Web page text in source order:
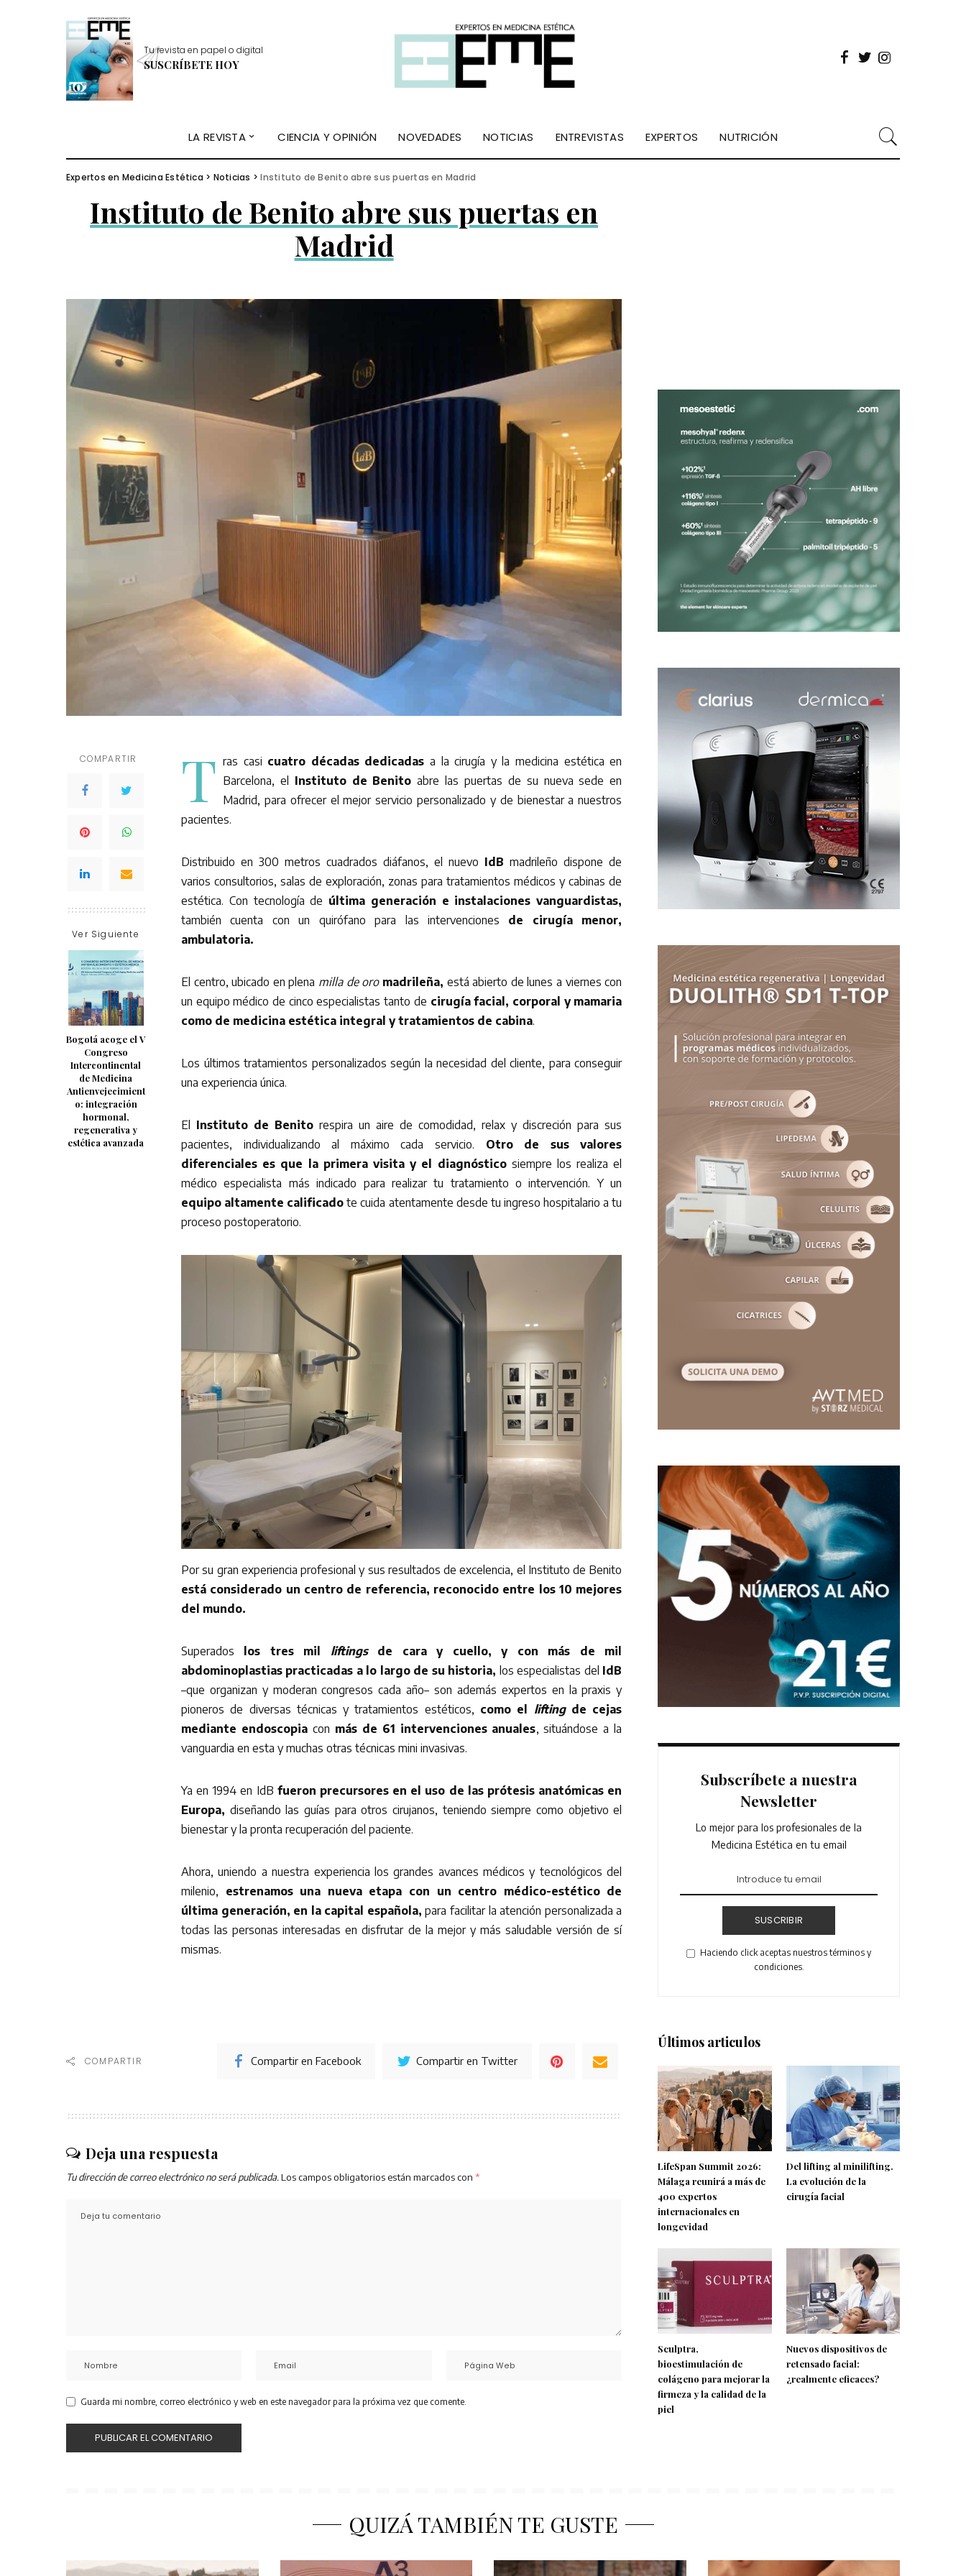
Tu revista en papel o digital
SUSCRÍBETE HOY
LA REVISTA CIENCIA Y OPINIÓN NOVEDADES NOTICIAS ENTREVISTAS EXPERTOS NUTRICIÓN
Expertos en Medicina Estética > Noticias >Instituto de Benito abre sus puertas en Madrid
Instituto de Benito abre sus puertas en
Madrid
COMPARTIR
Ver Siguiente
Bogotá acoge el V
Congreso
Intercontinental
de Medicina
Antienvejecimient
o: integración
hormonal,
regenerativa y
estética avanzada
T ras casi cuatro décadas dedicadas a la cirugía y la medicina estética en
Barcelona, el Instituto de Benito abre las puertas de su nueva sede en
Madrid, para ofrecer el mejor servicio personalizado y de bienestar a nuestros
pacientes.
Distribuido en 300 metros cuadrados diáfanos, el nuevo IdB madrileño dispone de
varios consultorios, salas de exploración, zonas para tratamientos médicos y cabinas de
estética. Con tecnología de última generación e instalaciones vanguardistas,
también cuenta con un quirófano para las intervenciones de cirugía menor,
ambulatoria.
El centro, ubicado en plena milla de oromadrileña, está abierto de lunes a viernes con
un equipo médico de cinco especialistas tanto de cirugía facial, corporal y mamaria
como de medicina estética integral y tratamientos de cabina.
Los últimos tratamientos personalizados según la necesidad del cliente, para conseguir
una experiencia única.
El Instituto de Benito respira un aire de comodidad, relax y discreción para sus
pacientes, individualizando al máximo cada servicio. Otro de sus valores
diferenciales es que la primera visita y el diagnóstico siempre los realiza el
médico especialista más indicado para realizar tu tratamiento o intervención. Y un
equipo altamente calificadote cuida atentamente desde tu ingreso hospitalario a tu
proceso postoperatorio.
Por su gran experiencia profesional y sus resultados de excelencia, el Instituto de Benito
está considerado un centro de referencia, reconocido entre los 10 mejores
del mundo.
Superados los tres mil liftingsde cara y cuello, y con más de mil
abdominoplastias practicadas a lo largo de su historia, los especialistas del IdB
–que organizan y moderan congresos cada año– son además expertos en la praxis y
pioneros de diversas técnicas y tratamientos estéticos, como el liftingde cejas
mediante endoscopiacon más de 61 intervenciones anuales, situándose a la
vanguardia en esta y muchas otras técnicas mini invasivas.
Ya en 1994 en IdB fueron precursores en el uso de las prótesis anatómicas en
Europa, diseñando las guías para otros cirujanos, teniendo siempre como objetivo el
bienestar y la pronta recuperación del paciente.
Ahora, uniendo a nuestra experiencia los grandes avances médicos y tecnológicos del
milenio, estrenamos una nueva etapa con un centro médico-estético de
última generación, en la capital española, para facilitar la atención personalizada a
todas las personas interesadas en disfrutar de la mejor y más saludable versión de sí
mismas.
COMPARTIR Compartir en Facebook Compartir en Twitter
Deja una respuesta
Tu dirección de correo electrónico no será publicada. Los campos obligatorios están marcados con *
Guarda mi nombre, correo electrónico y web en este navegador para la próxima vez que comente.
Subscríbete a nuestra
Newsletter
Lo mejor para los profesionales de la
Medicina Estética en tu email
SUSCRIBIR
Haciendo click aceptas nuestros términos y
condiciones.
Últimos articulos
LifeSpan Summit 2026:
Málaga reunirá a más de
400 expertos
internacionales en
longevidad
Del lifting al minilifting.
La evolución de la
cirugía facial
Sculptra,
bioestimulación de
colágeno para mejorar la
firmeza y la calidad de la
piel
Nuevos dispositivos de
retensado facial:
¿realmente eficaces?
QUIZÁ TAMBIÉN TE GUSTE